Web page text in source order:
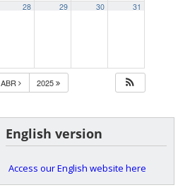
28 29 30 31
ABR 2025
English version
Access our English website here